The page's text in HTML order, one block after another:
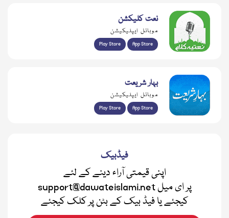
نعت کلیکشن
موبائل ایپلیکیشن
Play Store App Store
بہار شریعت
موبائل ایپلیکیشن
Play Store App Store
فیڈبیک
اپنی قیمتی آراء دینے کے لئے
support@dawateislami.net پر ای میل
کیجئے یا فیڈ بیک کے بٹن پر کلک کیجئے